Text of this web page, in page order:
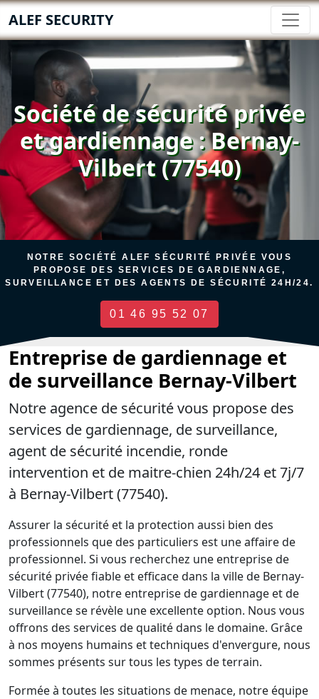
ALEF SECURITY
Société de sécurité privée
et gardiennage : Bernay-
Vilbert (77540)
NOTRE SOCIÉTÉ ALEF SÉCURITÉ PRIVÉE VOUS
PROPOSE DES SERVICES DE GARDIENNAGE,
SURVEILLANCE ET DES AGENTS DE SÉCURITÉ 24H/24.
01 46 95 52 07
Entreprise de gardiennage et
de surveillance Bernay-Vilbert
Notre agence de sécurité vous propose des
services de gardiennage, de surveillance,
agent de sécurité incendie, ronde
intervention et de maitre-chien 24h/24 et 7j/7
à Bernay-Vilbert (77540).
Assurer la sécurité et la protection aussi bien des
professionnels que des particuliers est une affaire de
professionnel. Si vous recherchez une entreprise de
sécurité privée fiable et efficace dans la ville de Bernay-
Vilbert (77540), notre entreprise de gardiennage et de
surveillance se révèle une excellente option. Nous vous
offrons des services de qualité dans le domaine. Grâce
à nos moyens humains et techniques d'envergure, nous
sommes présents sur tous les types de terrain.
Formée à toutes les situations de menace, notre équipe